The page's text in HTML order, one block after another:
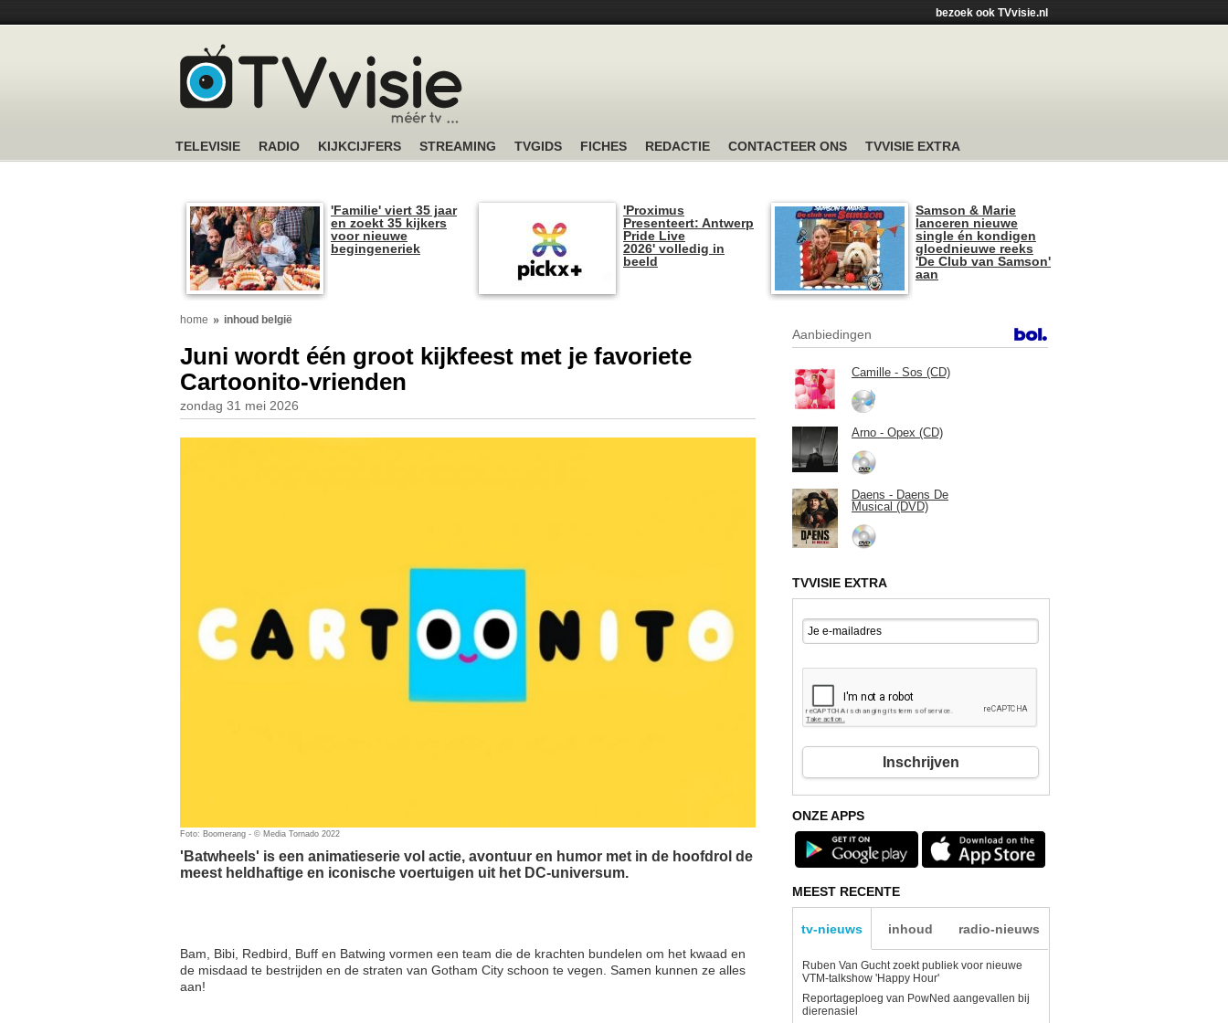
bezoek ook TVvisie.nl
TELEVISIE RADIO KIJKCIJFERS STREAMING TVGIDS FICHES REDACTIE CONTACTEER ONS TVVISIE EXTRA
'Familie' viert 35 jaar
en zoekt 35 kijkers
voor nieuwe
begingeneriek
'Proximus
Presenteert: Antwerp
Pride Live
2026' volledig in
beeld
Samson & Marie
lanceren nieuwe
single én kondigen
gloednieuwe reeks
'De Club van Samson'
aan
home inhoud belgië
Juni wordt één groot kijkfeest met je favoriete
Cartoonito-vrienden
zondag 31 mei 2026
Foto: Boomerang - © Media Tornado 2022
'Batwheels' is een animatieserie vol actie, avontuur en humor met in de hoofdrol de
meest heldhaftige en iconische voertuigen uit het DC-universum.
Bam, Bibi, Redbird, Buff en Batwing vormen een team die de krachten bundelen om het kwaad en
de misdaad te bestrijden en de straten van Gotham City schoon te vegen. Samen kunnen ze alles
aan!
Aanbiedingen
Camille - Sos (CD)
Arno - Opex (CD)
Daens - Daens De
Musical (DVD)
TVVISIE EXTRA
Inschrijven
ONZE APPS
MEEST RECENTE
tv-nieuws inhoud radio-nieuws
Ruben Van Gucht zoekt publiek voor nieuwe
VTM-talkshow 'Happy Hour'
Reportageploeg van PowNed aangevallen bij
dierenasiel